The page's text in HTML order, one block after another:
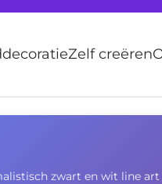
Zelf creëren
zwart en wit line art